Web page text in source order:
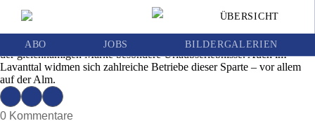
ÜBERSICHT
ABO JOBS BILDERGALERIEN
Urlaub am Bauernhof
Ausgabe | Mittwoch, 15. August 2018
Der Verein »Urlaub am Bauernhof« vermarktet seit gut 25 Jahren unter
der gleichnamigen Marke besondere Urlaubserlebnisse. Auch im
Lavanttal widmen sich zahlreiche Betriebe dieser Sparte – vor allem
auf der Alm.
0 Kommentare